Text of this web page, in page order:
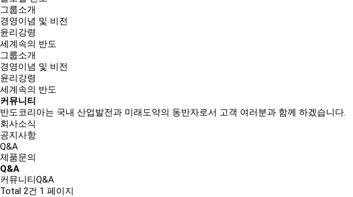
그룹소개
경영이념 및 비전
윤리강령
세계속의 반도
그룹소개
경영이념 및 비전
윤리강령
세계속의 반도
커뮤니티
반도코리아는 국내 산업발전과 미래도약의 동반자로서 고객 여러분과 함께 하겠습니다.
회사소식
공지사항
Q&A
제품문의
Q&A
커뮤니티Q&A
Total 2건 1 페이지